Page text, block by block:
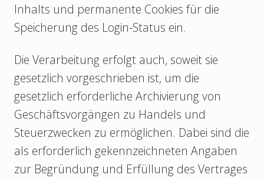
Inhalts und permanente Cookies für die
Speicherung des Login-Status ein.
Die Verarbeitung erfolgt auch, soweit sie
gesetzlich vorgeschrieben ist, um die
gesetzlich erforderliche Archivierung von
Geschäftsvorgängen zu Handels und
Steuerzwecken zu ermöglichen. Dabei sind die
als erforderlich gekennzeichneten Angaben
zur Begründung und Erfüllung des Vertrages